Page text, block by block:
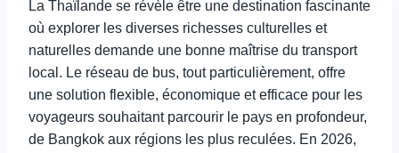
La Thaïlande se révèle être une destination fascinante
où explorer les diverses richesses culturelles et
naturelles demande une bonne maîtrise du transport
local. Le réseau de bus, tout particulièrement, offre
une solution flexible, économique et efficace pour les
voyageurs souhaitant parcourir le pays en profondeur,
de Bangkok aux régions les plus reculées. En 2026,